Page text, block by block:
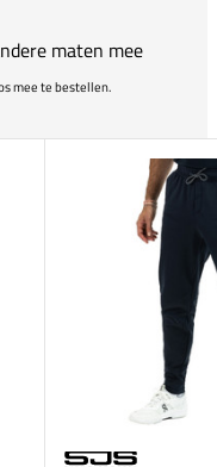
maten mee
mee te bestellen.